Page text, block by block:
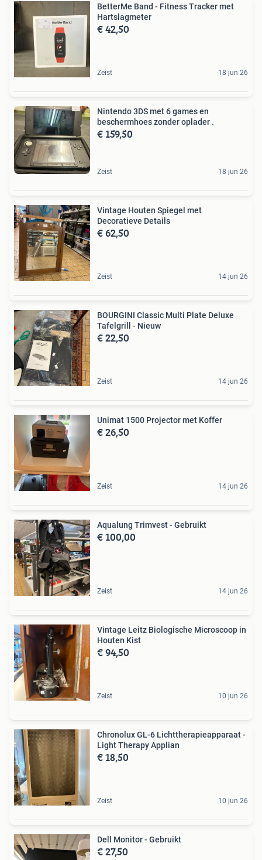
BetterMe Band - Fitness Tracker met
Hartslagmeter
€ 42,50
Zeist 18 jun 26
Nintendo 3DS met 6 games en
beschermhoes zonder oplader .
€ 159,50
Zeist 18 jun 26
Vintage Houten Spiegel met
Decoratieve Details
€ 62,50
Zeist 14 jun 26
BOURGINI Classic Multi Plate Deluxe
Tafelgrill - Nieuw
€ 22,50
Zeist 14 jun 26
Unimat 1500 Projector met Koffer
€ 26,50
Zeist 14 jun 26
Aqualung Trimvest - Gebruikt
€ 100,00
Zeist 14 jun 26
Vintage Leitz Biologische Microscoop in
Houten Kist
€ 94,50
Zeist 10 jun 26
Chronolux GL-6 Lichttherapieapparaat -
Light Therapy Applian
€ 18,50
Zeist 10 jun 26
Dell Monitor - Gebruikt
€ 27,50